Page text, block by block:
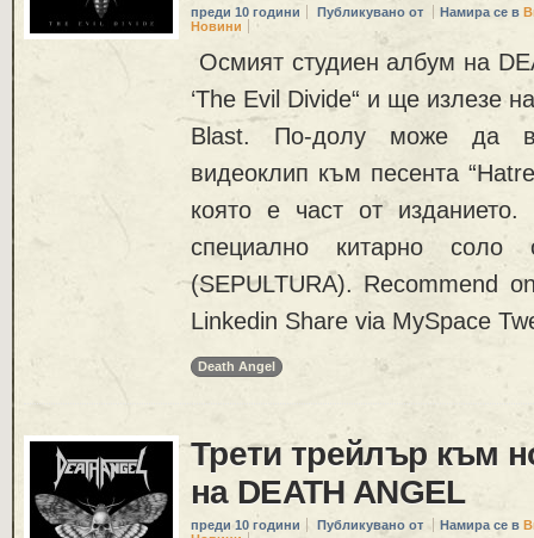
преди 10 години Публикувано от Намира се в
Новини
Осмият студиен албум на
‘The Evil Divide“ и ще излезе
Blast. По-долу може да
видеоклип към песента
която е част от
специално китарно соло
(SEPULTURA). Recommend
Linkedin Share via MySpace
Death Angel
Трети трейлър към
на DEATH ANGEL
преди 10 години Публикувано от Намира се в